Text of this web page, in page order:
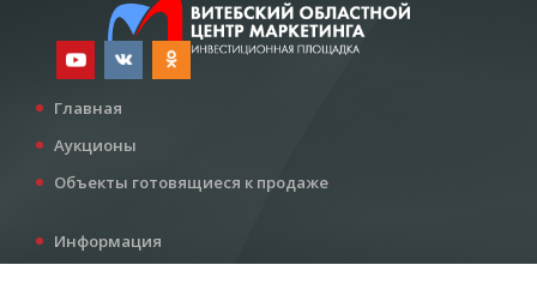
Главная
Аукционы
Объекты готовящиеся к продаже
Информация